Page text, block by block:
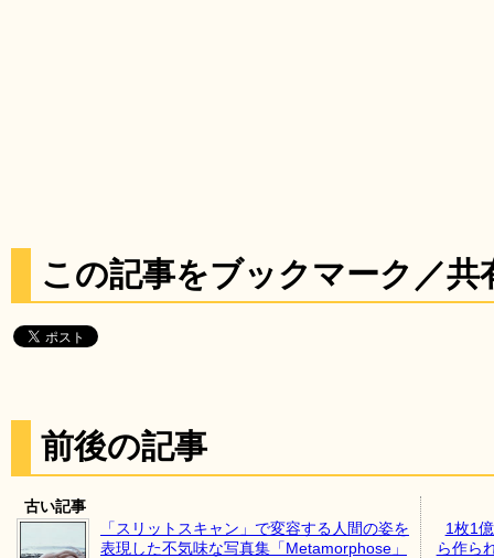
この記事をブックマーク／共
前後の記事
古い記事
「スリットスキャン」で変容する人間の姿を
表現した不気味な写真集「Metamorphose」
1枚1
ら作ら